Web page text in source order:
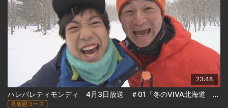
23:48
ハレバレティモンディ 4月3日放送 ＃01「冬のVIVA北海道 前半戦」
見放題コース